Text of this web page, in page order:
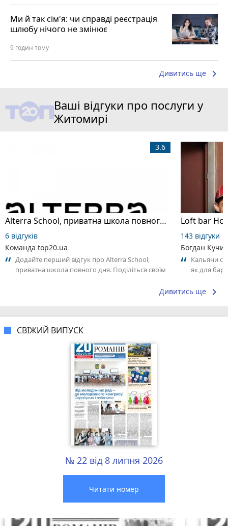
Ми й так сім'я: чи справді реєстрація
шлюбу нічого не змінює
9 годин тому
Дивитись ще keyboard_arrow_right
Ваші відгуки про послуги у
Житомирі
Alterra School, приватна школа повного дня
3.6
6 відгуків
Команда top20.ua
Додайте перший відгук про Alterra School,
приватна школа повного дня. Поділіться своїм
Loft bar
143 відгуки
Богдан
Кальяни
як для
Дивитись ще keyboard_arrow_right
СВІЖИЙ ВИПУСК
№ 22 від 8 липня 2026
Читати номер